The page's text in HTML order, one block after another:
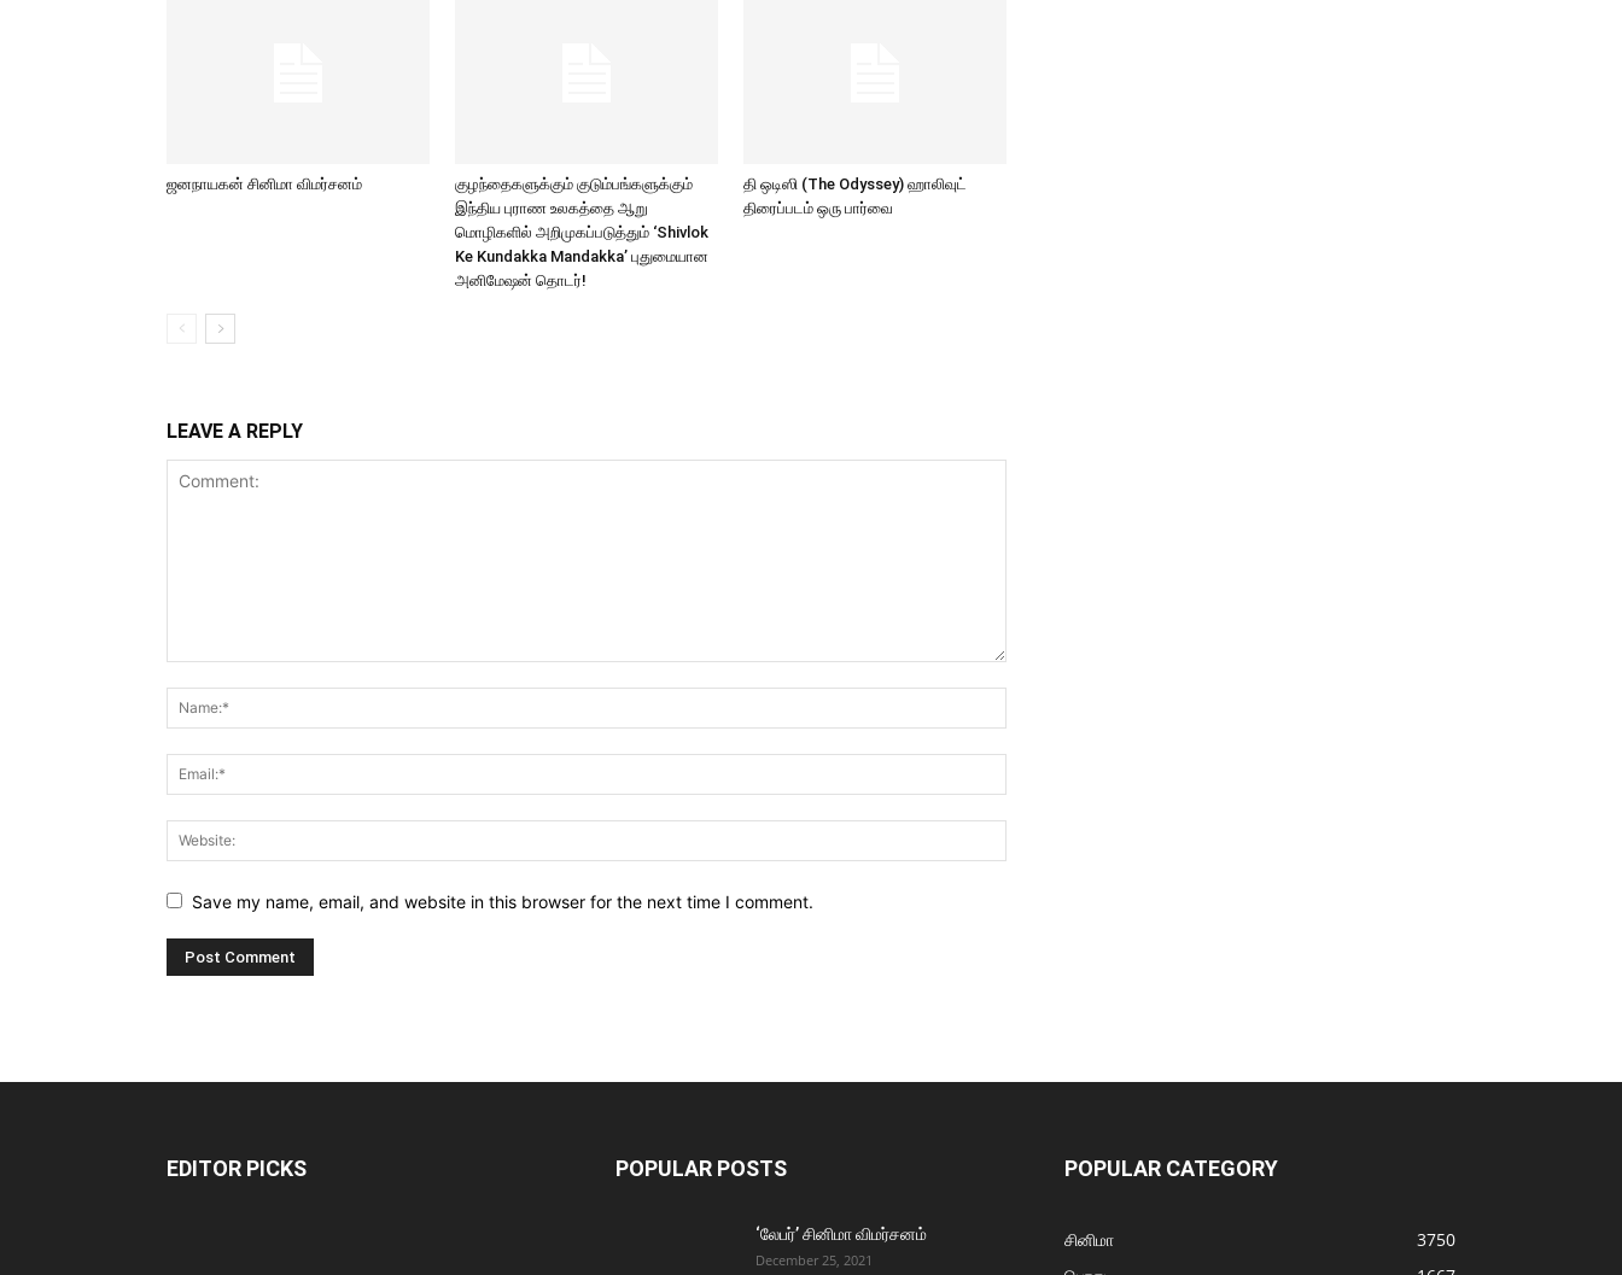
ஜனநாயகன் சினிமா விமர்சனம்
குழந்தைகளுக்கும் குடும்பங்களுக்கும்
இந்திய புராண உலகத்தை ஆறு
மொழிகளில் அறிமுகப்படுத்தும் ‘Shivlok
Ke Kundakka Mandakka’ புதுமையான
அனிமேஷன் தொடர்!
தி ஒடிஸி (The Odyssey) ஹாலிவுட்
திரைப்படம் ஒரு பார்வை
LEAVE A REPLY
Save my name, email, and website in this browser for the next time I comment.
EDITOR PICKS POPULAR POSTS
‘லேபர்’ சினிமா விமர்சனம்
December 25, 2021
POPULAR CATEGORY
சினிமா
3750